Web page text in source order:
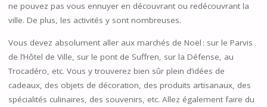
ne pouvez pas vous ennuyer en découvrant ou redécouvrant la
ville. De plus, les activités y sont nombreuses.
Vous devez absolument aller aux marchés de Noël : sur le Parvis
de l’Hôtel de Ville, sur le pont de Suffren, sur la Défense, au
Trocadéro, etc. Vous y trouverez bien sûr plein d’idées de
cadeaux, des objets de décoration, des produits artisanaux, des
spécialités culinaires, des souvenirs, etc. Allez également faire du